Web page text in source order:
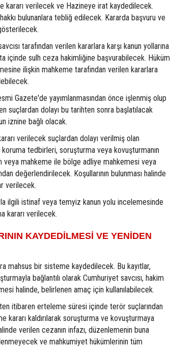
kararı verilecek ve Hazineye irat kaydedilecek.
bulunanlara tebliğ edilecek. Kararda başvuru ve
tarafından verilen kararlara karşı kanun yollarına
içinde sulh ceza hakimliğine başvurabilecek. Hüküm
ilişkin mahkeme tarafından verilen kararlara
Gazete'de yayımlanmasından önce işlenmiş olup
suçlardan dolayı bu tarihten sonra başlatılacak
iznine bağlı olacak.
verilecek suçlardan dolayı verilmiş olan
tedbirleri, soruşturma veya kovuşturmanın
veya mahkeme ile bölge adliye mahkemesi veya
değerlendirilecek. Koşullarının bulunması halinde
verilecek.
ilgili istinaf veya temyiz kanun yolu incelemesinde
kararı verilecek.
KAYDEDİLMESİ VE YENİDEN
mahsus bir sisteme kaydedilecek. Bu kayıtlar,
bağlantılı olarak Cumhuriyet savcısı, hakim
halinde, belirlenen amaç için kullanılabilecek.
itibaren erteleme süresi içinde terör suçlarından
kararı kaldırılarak soruşturma ve kovuşturmaya
verilen cezanın infazı, düzenlemenin buna
ve mahkumiyet hükümlerinin tüm